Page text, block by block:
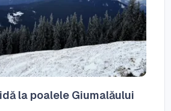
la poalele Giumalăului